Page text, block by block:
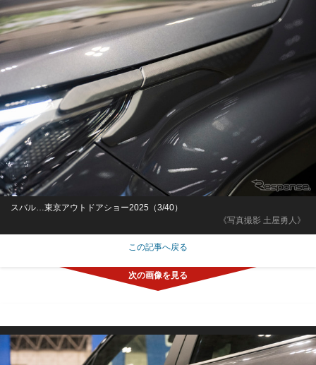
《写真撮影 土屋勇人》
スバル…東京アウトドアショー2025（3/40）
この記事へ戻る